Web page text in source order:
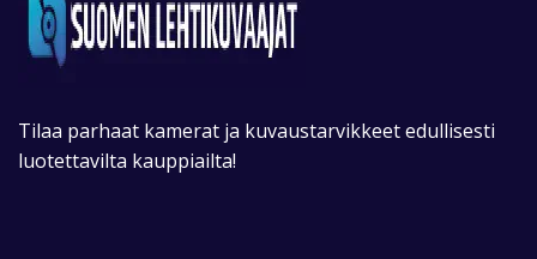
Tilaa parhaat kamerat ja kuvaustarvikkeet edullisesti
luotettavilta kauppiailta!